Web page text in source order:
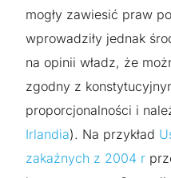
mogły zawiesić praw
wprowadziły jednak
na opinii władz, że
zgodny z
proporcjonalności i
Irlandia). Na przykład
zakaźnych z 2004 r